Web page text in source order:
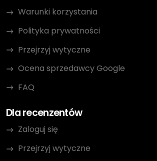
Warunki korzystania
Polityka prywatności
Przejrzyj wytyczne
Ocena sprzedawcy Google
FAQ
Dla recenzentów
Zaloguj się
Przejrzyj wytyczne